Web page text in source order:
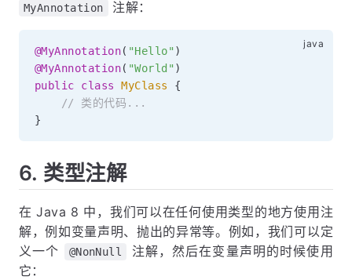
MyAnnotation 注解：
@MyAnnotation( "Hello" )
@MyAnnotation( "World" )
public
class MyClass
{
// 类的代码...
}
6. 类型注解
在 Java 8 中，我们可以在任何使用类型的地方使用注
解，例如变量声明、抛出的异常等。例如，我们可以定
义一个
@NonNull
注解，然后在变量声明的时候使用
它：